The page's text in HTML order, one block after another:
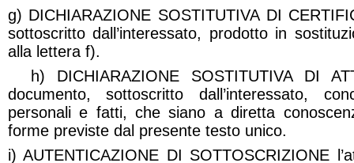
g) DICHIARAZIONE SOSTITUTIVA DI
sottoscritto dall’interessato, prodotto in
alla lettera f).
h) DICHIARAZIONE SOSTITUTIVA DI
documento, sottoscritto dall’interessato,
personali e fatti, che siano a diretta
forme previste dal presente testo unico.
i) AUTENTICAZIONE DI SOTTOSCRIZIONE